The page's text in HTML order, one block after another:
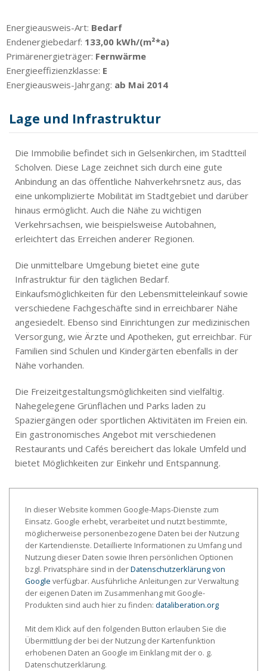
Energieausweis-Art: Bedarf
Endenergiebedarf: 133,00 kWh/(m²*a)
Primärenergieträger: Fernwärme
Energieeffizienzklasse: E
Energieausweis-Jahrgang: ab Mai 2014
Lage und Infrastruktur
Die Immobilie befindet sich in Gelsenkirchen, im Stadtteil
Scholven. Diese Lage zeichnet sich durch eine gute
Anbindung an das öffentliche Nahverkehrsnetz aus, das
eine unkomplizierte Mobilität im Stadtgebiet und darüber
hinaus ermöglicht. Auch die Nähe zu wichtigen
Verkehrsachsen, wie beispielsweise Autobahnen,
erleichtert das Erreichen anderer Regionen.
Die unmittelbare Umgebung bietet eine gute
Infrastruktur für den täglichen Bedarf.
Einkaufsmöglichkeiten für den Lebensmitteleinkauf sowie
verschiedene Fachgeschäfte sind in erreichbarer Nähe
angesiedelt. Ebenso sind Einrichtungen zur medizinischen
Versorgung, wie Ärzte und Apotheken, gut erreichbar. Für
Familien sind Schulen und Kindergärten ebenfalls in der
Nähe vorhanden.
Die Freizeitgestaltungsmöglichkeiten sind vielfältig.
Nahegelegene Grünflächen und Parks laden zu
Spaziergängen oder sportlichen Aktivitäten im Freien ein.
Ein gastronomisches Angebot mit verschiedenen
Restaurants und Cafés bereichert das lokale Umfeld und
bietet Möglichkeiten zur Einkehr und Entspannung.
In dieser Website kommen Google-Maps-Dienste zum
Einsatz. Google erhebt, verarbeitet und nutzt bestimmte,
möglicherweise personenbezogene Daten bei der Nutzung
der Kartendienste. Detaillierte Informationen zu Umfang und
Nutzung dieser Daten sowie Ihren persönlichen Optionen
bzgl. Privatsphäre sind in derDatenschutzerklärung von
Google verfügbar. Ausführliche Anleitungen zur Verwaltung
der eigenen Daten im Zusammenhang mit Google-
Produkten sind auch hier zu finden: dataliberation.org
Mit dem Klick auf den folgenden Button erlauben Sie die
Übermittlung der bei der Nutzung der Kartenfunktion
erhobenen Daten an Google im Einklang mit der o. g.
Datenschutzerklärung.